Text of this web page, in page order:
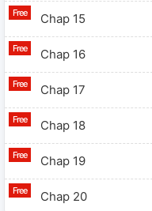
Chap 15
Chap 16
Chap 17
Chap 18
Chap 19
Chap 20